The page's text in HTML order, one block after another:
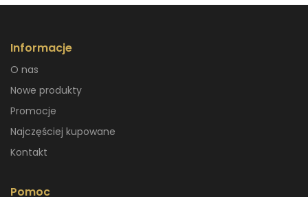
Informacje
O nas
Nowe produkty
Promocje
Najczęściej kupowane
Kontakt
Pomoc